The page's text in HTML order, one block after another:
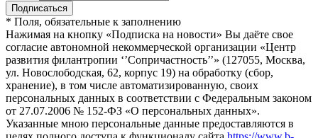
* Поля, обязательные к заполнению
Нажимая на кнопку «Подписка на новости» Вы даёте свое
согласие автономной некоммерческой организации «Центр
развития филантропии ‘’Сопричастность’’» (127055, Москва,
ул. Новослободская, 62, корпус 19) на обработку (сбор,
хранение), в том числе автоматизированную, своих
персональных данных в соответствии с Федеральным законом
от 27.07.2006 № 152-ФЗ «О персональных данных».
Указанные мною персональные данные предоставляются в